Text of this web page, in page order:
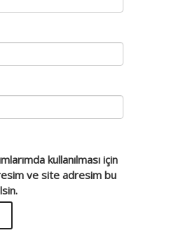
kullanılması için
ve site adresim bu